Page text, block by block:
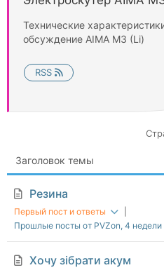
Технические
обсуждение AIMA М3 (Li)
RSS
Заголовок темы
Резина
Первый пост и ответы
Прошлые посты от PVZon, 4 недели
Хочу зібрати акум